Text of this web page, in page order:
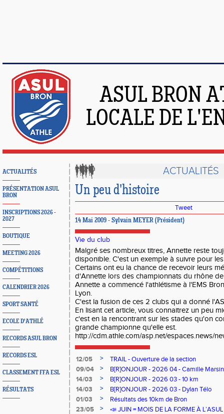
ASUL BRON
LOCALE DE
ACTUALITÉS
PRÉSENTATION ASUL
BRON
INSCRIPTIONS 2026 -
2027
BOUTIQUE
MEETING 2026
COMPÉTITIONS
CALENDRIER 2026
SPORT SANTÉ
ECOLE D'ATHLÉ
RECORDS ASUL BRON
RECORDS ESL
CLASSEMENT FFA ESL
RÉSULTATS
ACTUALITÉS
Un peu d'histoire
Tweet
14 Mai 2009 - Sylvain MEYER (Président)
Vie du club
Malgré ses nombreux titres, Annette reste
disponible. C'est un exemple à suivre pour
Certains ont eu la chance de recevoir leurs
d'Annette lors des championnats du rhône
Annette a commencé l'athlétisme à l'EMS
Lyon.
C'est la fusion de ces 2 clubs qui a donné
En lisant cet article, vous connaitrez un peu
c'est en la rencontrant sur les stades qu'on
grande championne qu'elle est.
http://cdm.athle.com/asp.net/espaces.news/
12/05 >
TRAIL - Ouverture de la section
09/04
>
B[R]ONJOUR - 2026 04 - Camille Marsin
14/03
>
B[R]ONJOUR - 2026 03 - 10 km
14/03
>
B[R]ONJOUR - 2026 03 - Dylan Télo
01/03
>
Résultats des 10km de Bron
23/05
>
📣 JUIN = MOIS DE LA FORME À